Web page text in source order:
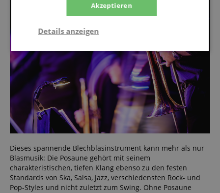
Dieses spannende Blechblasinstrument kann mehr als nur
Blasmusik: Die Posaune gehört mit seinem
charakteristischen, tiefen Klang ebenso zu den festen
Standards von Ska, Salsa, Jazz, verschiedensten Rock- und
Pop-Styles und nicht zuletzt zum Swing. Ohne Posaune
Akzeptieren
Details anzeigen
Statistik Marketing Funktional
Statistik Marketing Funktional
wie Besucher die Website nutzen, z.B. Analyse-
Cookies. Diese Cookies können nicht verwendet
werden, um einen bestimmten Besucher direkt zu
identifizieren.